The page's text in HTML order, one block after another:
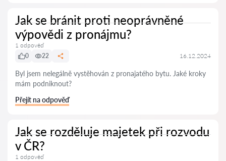
Jak se bránit proti neoprávněné
výpovědi z pronájmu?
1 odpověď
0
22 16.12.2024
Byl jsem nelegálně vystěhován z pronajatého bytu. Jaké kroky
mám podniknout?
Přejít na odpověď
Jak se rozděluje majetek při rozvodu
v ČR?
1 odpověď